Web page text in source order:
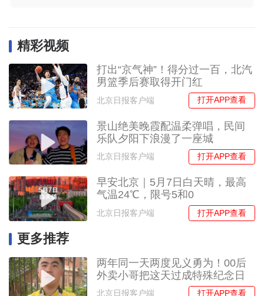
精彩视频
打出“京气神”！得分过一百，北汽
男篮季后赛取得开门红
北京日报客户端 打开APP查看
景山绝美晚霞配温柔弹唱，民间
乐队夕阳下浪漫了一座城
北京日报客户端 打开APP查看
早安北京｜5月7日白天晴，最高
气温24℃，限号5和0
北京日报客户端 打开APP查看
更多推荐
两年同一天两度见义勇为！00后
外卖小哥把这天过成特殊纪念日
北京日报客户端 打开APP查看